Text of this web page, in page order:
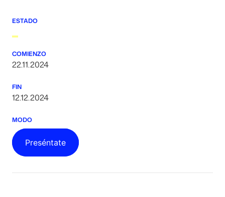
ESTADO
COMIENZO
22.11.2024
FIN
12.12.2024
MODO
Preséntate